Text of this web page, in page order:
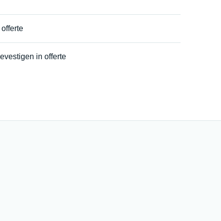
in offerte